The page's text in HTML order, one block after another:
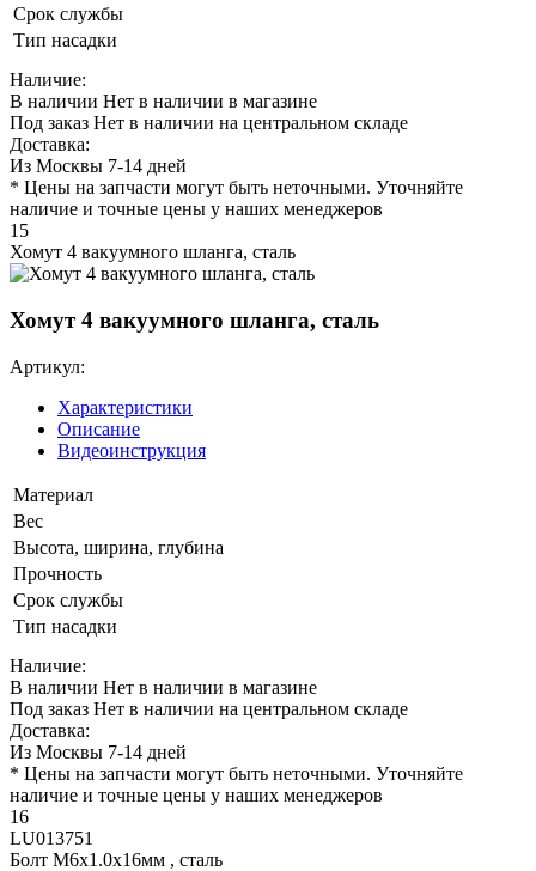
Срок службы
Тип насадки
Наличие:
В наличии Нет в наличии в магазине
Под заказ Нет в наличии на центральном складе
Доставка:
Из Москвы 7-14 дней
* Цены на запчасти могут быть неточными. Уточняйте
наличие и точные цены у наших менеджеров
15
Хомут 4 вакуумного шланга, сталь
Хомут 4 вакуумного шланга, сталь
Артикул:
Характеристики
Описание
Видеоинструкция
Материал
Вес
Высота, ширина, глубина
Прочность
Срок службы
Тип насадки
Наличие:
В наличии Нет в наличии в магазине
Под заказ Нет в наличии на центральном складе
Доставка:
Из Москвы 7-14 дней
* Цены на запчасти могут быть неточными. Уточняйте
наличие и точные цены у наших менеджеров
16
LU013751
Болт M6х1.0х16мм , сталь